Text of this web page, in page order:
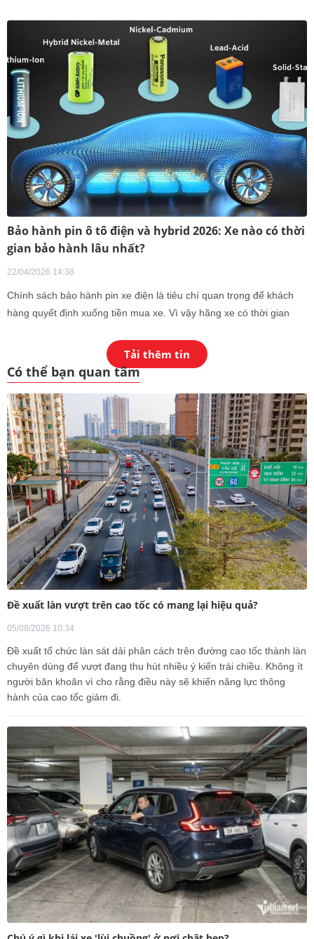
Bảo hành pin ô tô điện và hybrid 2026: Xe nào có thời
gian bảo hành lâu nhất?
22/04/2026 14:38
Chính sách bảo hành pin xe điện là tiêu chí quan trọng để khách
hàng quyết định xuống tiền mua xe. Vì vậy hãng xe có thời gian
Tải thêm tin
Có thể bạn quan tâm
Đề xuất làn vượt trên cao tốc có mang lại hiệu quả?
05/08/2026 10:34
Đề xuất tổ chức làn sát dải phân cách trên đường cao tốc thành làn
chuyên dùng để vượt đang thu hút nhiều ý kiến trái chiều. Không ít
người băn khoăn vì cho rằng điều này sẽ khiến năng lực thông
hành của cao tốc giảm đi.